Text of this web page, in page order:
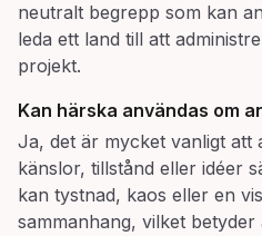
neutralt begrepp som kan
leda ett land till att
projekt.
Kan härska användas om
Ja, det är mycket vanligt att
känslor, tillstånd eller idéer
kan tystnad, kaos eller en
sammanhang, vilket